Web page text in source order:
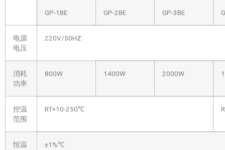
GP-1BE GP-2BE GP-3BE
电源
电压
220V/50HZ
消耗
功率
800W 1400W 2000W
控温
范围
RT+10-250℃
恒温
±1%℃